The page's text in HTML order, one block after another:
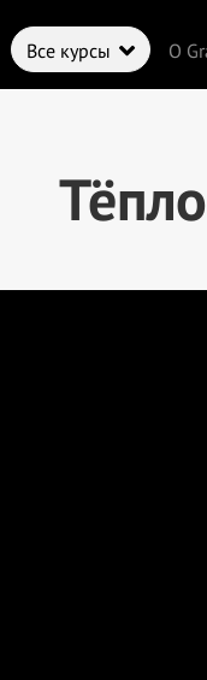
Все курсы О